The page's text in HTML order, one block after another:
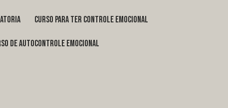
curso para ter controle emocional
de autocontrole emocional